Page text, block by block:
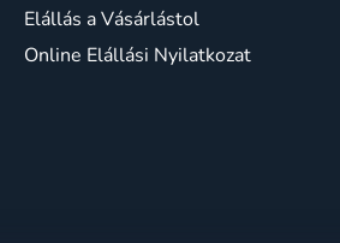
Elállás a Vásárlástol
Online Elállási Nyilatkozat